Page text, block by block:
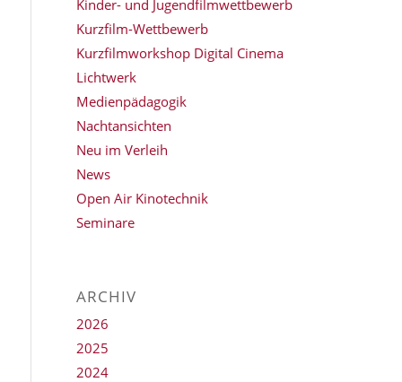
Kinder- und Jugendfilmwettbewerb
Kurzfilm-Wettbewerb
Kurzfilmworkshop Digital Cinema
Lichtwerk
Medienpädagogik
Nachtansichten
Neu im Verleih
News
Open Air Kinotechnik
Seminare
ARCHIV
2026
2025
2024